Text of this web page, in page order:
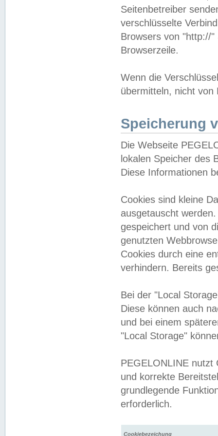
Seitenbetreiber
verschlüsselte
Browsers von "http://
Browserzeile.
Wenn die
übermitteln, nicht von
Speicherung
Die Webseite
lokalen Speicher des
Diese Informationen
Cookies sind kleine
ausgetauscht
gespeichert und von
genutzten
Cookies durch eine
verhindern. Bereits
Bei der "Local
Diese können auch
und bei einem
"Local Storage"
PEGELONLINE nutzt
und korrekte
grundlegende
erforderlich.
Cookiebezeichung